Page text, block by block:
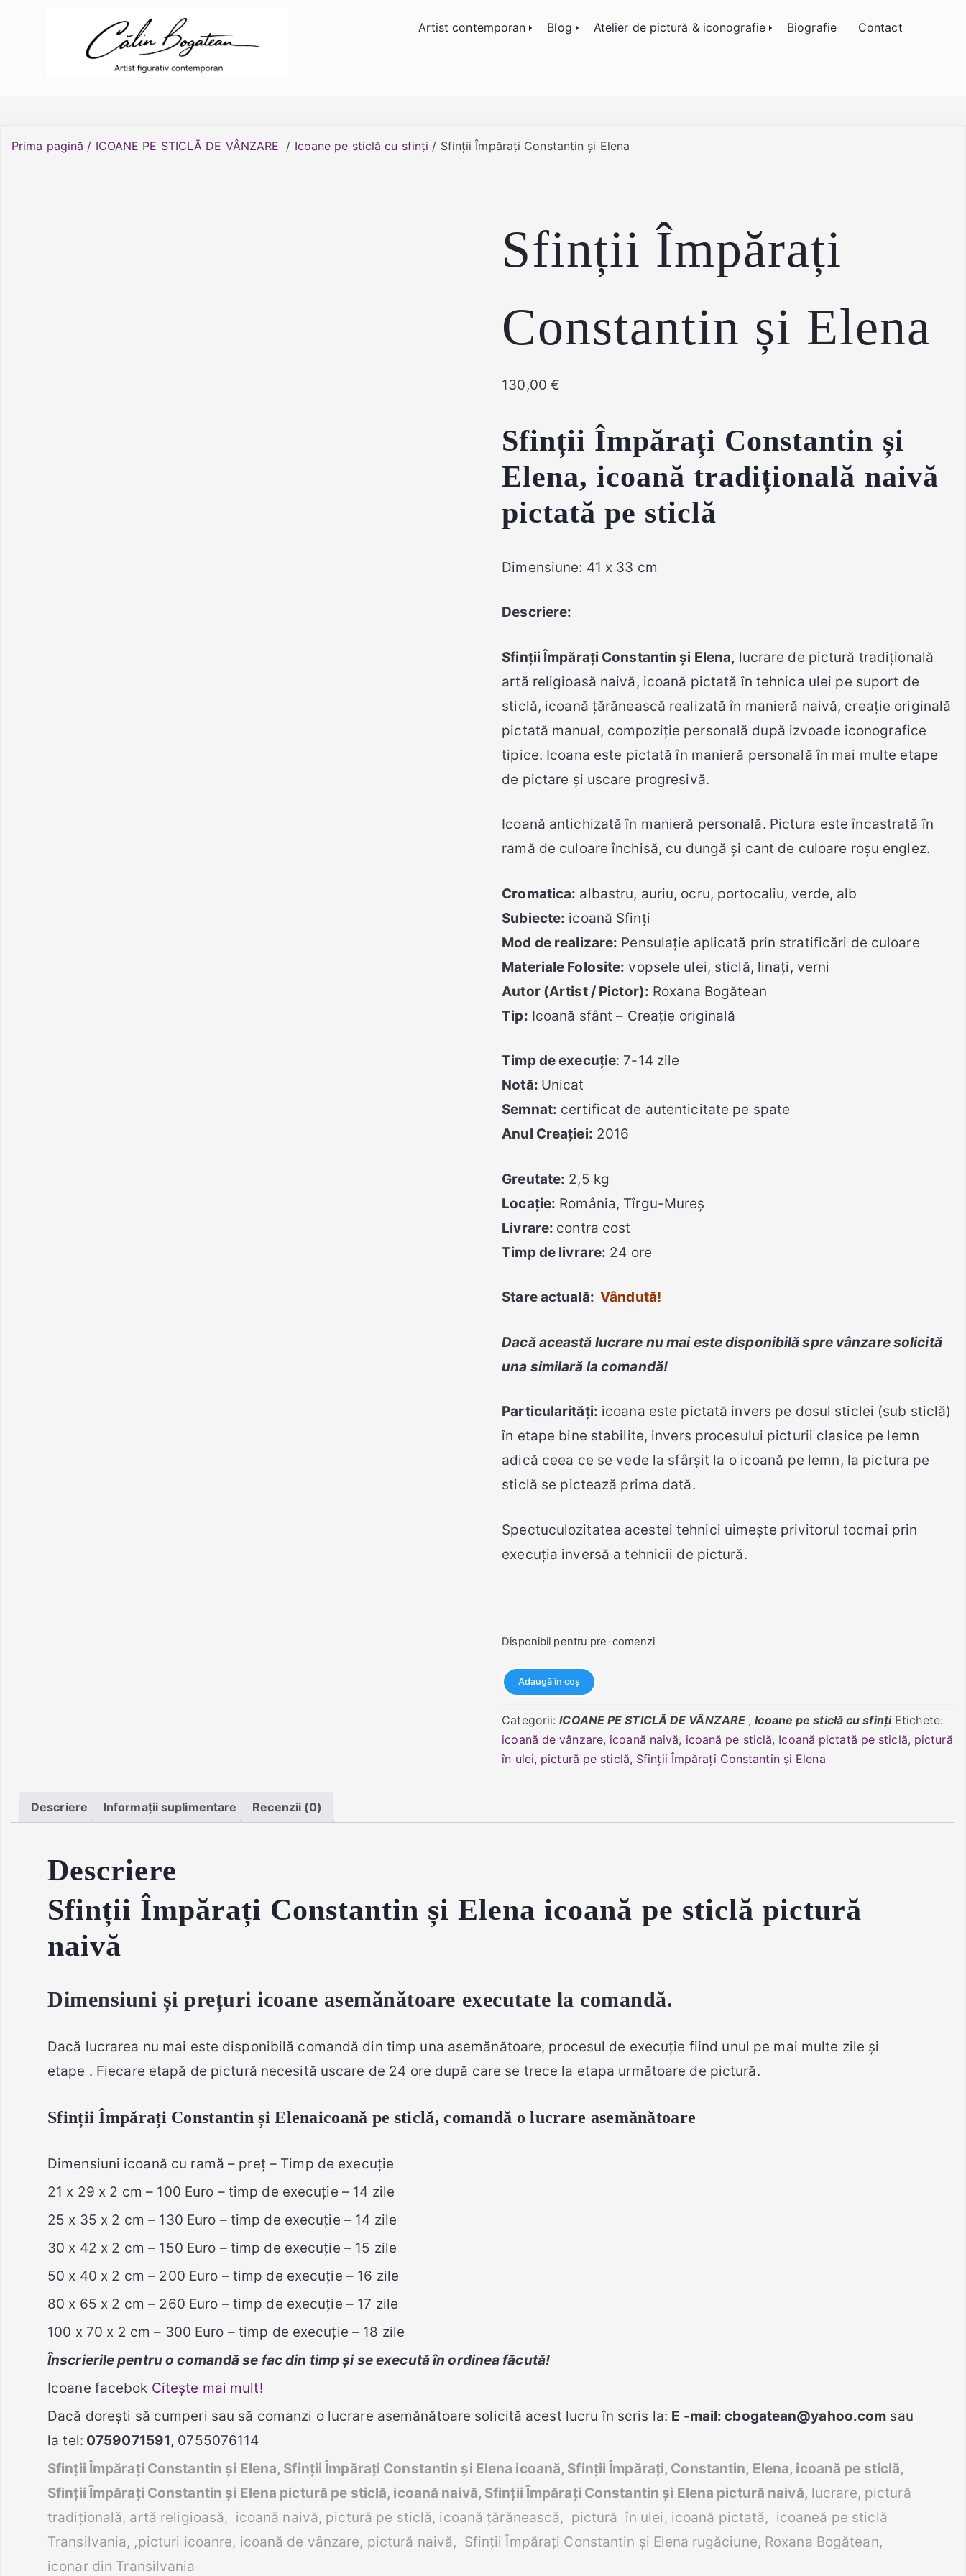
Călin Bogătean
Picturi originale, icoane contemporane pe lemn și sticlă, portrete și restaurare artă – Călin Bogătean
Artist contemporan Blog Atelier de pictură & iconografie Biografie Contact
Prima pagină / ICOANE PE STICLĂ DE VÂNZARE / Icoane pe sticlă cu sfinți / Sfinții Împărați Constantin și Elena
Sfinții Împărați
Constantin și Elena
130,00€
Sfinții Împărați Constantin și
Elena, icoană tradițională naivă
pictată pe sticlă
Dimensiune: 41 x 33 cm
Descriere:
Sfinții Împărați Constantin și Elena, lucrare de pictură tradițională
artă religioasă naivă, icoană pictată în tehnica ulei pe suport de
sticlă, icoană țărănească realizată în manieră naivă, creație originală
pictată manual, compoziție personală după izvoade iconografice
tipice. Icoana este pictată în manieră personală în mai multe etape
de pictare și uscare progresivă.
Icoană antichizată în manieră personală. Pictura este încastrată în
ramă de culoare închisă, cu dungă și cant de culoare roșu englez.
Cromatica: albastru, auriu, ocru, portocaliu, verde, alb
Subiecte: icoană Sfinți
Mod de realizare: Pensulație aplicată prin stratificări de culoare
Materiale Folosite: vopsele ulei, sticlă, linați, verni
Autor (Artist / Pictor): Roxana Bogătean
Tip: Icoană sfânt – Creație originală
Timp de execuție: 7-14 zile
Notă: Unicat
Semnat: certificat de autenticitate pe spate
Anul Creației: 2016
Greutate: 2,5 kg
Locație: România, Tîrgu-Mureș
Livrare: contra cost
Timp de livrare: 24 ore
Stare actuală:Vândută!
Dacă această lucrare nu mai este disponibilă spre vânzare solicită
una similară la comandă!
Particularități: icoana este pictată invers pe dosul sticlei (sub sticlă)
în etape bine stabilite, invers procesului picturii clasice pe lemn
adică ceea ce se vede la sfârșit la o icoană pe lemn, la pictura pe
sticlă se pictează prima dată.
Spectuculozitatea acestei tehnici uimește privitorul tocmai prin
execuția inversă a tehnicii de pictură.
Disponibil pentru pre-comenzi
Cantitate
Sfinții
Împărați
Constantin
și
Adaugă în coș
Categorii:ICOANE PE STICLĂ DE VÂNZARE ,Icoane pe sticlă cu sfinți Etichete:
icoană de vânzare, icoană naivă, icoană pe sticlă, Icoană pictată pe sticlă, pictură
în ulei, pictură pe sticlă, Sfinții Împărați Constantin și Elena
Descriere Informații suplimentare Recenzii (0)
Descriere
Sfinții Împărați Constantin și Elena icoană pe sticlă pictură
naivă
Dimensiuni și prețuri icoane asemănătoare executate la comandă.
Dacă lucrarea nu mai este disponibilă comandă din timp una asemănătoare, procesul de execuție fiind unul pe mai multe zile și
etape . Fiecare etapă de pictură necesită uscare de 24 ore după care se trece la etapa următoare de pictură.
Sfinții Împărați Constantin și Elenaicoană pe sticlă, comandă o lucrare asemănătoare
Dimensiuni icoană cu ramă – preț – Timp de execuție
21 x 29 x 2 cm – 100 Euro – timp de execuție – 14 zile
25 x 35 x 2 cm – 130 Euro – timp de execuție – 14 zile
30 x 42 x 2 cm – 150 Euro – timp de execuție – 15 zile
50 x 40 x 2 cm – 200 Euro – timp de execuție – 16 zile
80 x 65 x 2 cm – 260 Euro – timp de execuție – 17 zile
100 x 70 x 2 cm – 300 Euro – timp de execuție – 18 zile
Înscrierile pentru o comandă se fac din timp și se execută în ordinea făcută!
Icoane facebok Citește mai mult!
Dacă doreşti să cumperi sau să comanzi o lucrare asemănătoare solicită acest lucru în scris la: E -mail: cbogatean@yahoo.com sau
la tel: 0759071591, 0755076114
Sfinții Împărați Constantin și Elena, Sfinții Împărați Constantin și Elena icoană, Sfinții Împărați, Constantin, Elena, icoană pe sticlă,
Sfinții Împărați Constantin și Elena pictură pe sticlă, icoană naivă, Sfinții Împărați Constantin și Elena pictură naivă, lucrare, pictură
tradițională, artă religioasă, icoană naivă, pictură pe sticlă, icoană țărănească, pictură în ulei, icoană pictată, icoaneă pe sticlă
Transilvania, ,picturi icoanre, icoană de vânzare, pictură naivă, Sfinții Împărați Constantin și Elena rugăciune, Roxana Bogătean,
iconar din Transilvania